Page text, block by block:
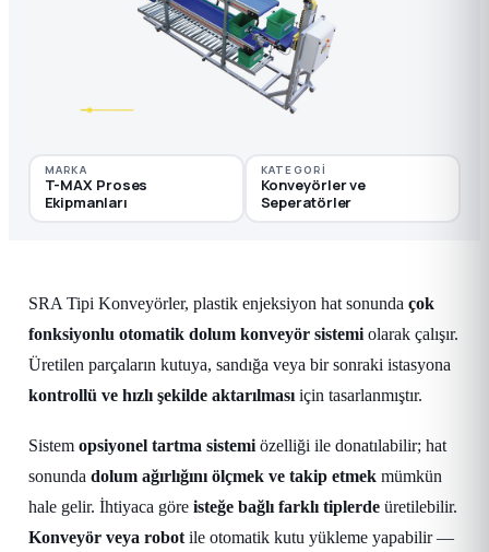
MARKA
T-MAX Proses
Ekipmanları
KATEGORI
Konveyörler ve
Seperatörler
SRA Tipi Konveyörler, plastik enjeksiyon hat sonunda çok
fonksiyonlu otomatik dolum konveyör sistemi olarak çalışır.
Üretilen parçaların kutuya, sandığa veya bir sonraki istasyona
kontrollü ve hızlı şekilde aktarılması için tasarlanmıştır.
Sistem opsiyonel tartma sistemi özelliği ile donatılabilir; hat
sonunda dolum ağırlığını ölçmek ve takip etmek mümkün
hale gelir. İhtiyaca göre isteğe bağlı farklı tiplerde üretilebilir.
Konveyör veya robot ile otomatik kutu yükleme yapabilir —